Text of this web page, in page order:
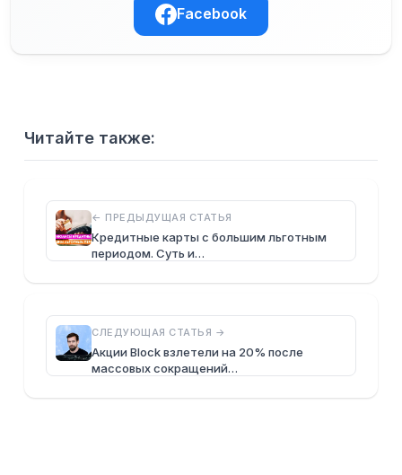
Facebook
Читайте также:
← ПРЕДЫДУЩАЯ СТАТЬЯ
Кредитные карты с большим льготным
периодом. Суть и…
СЛЕДУЮЩАЯ СТАТЬЯ →
Акции Block взлетели на 20% после
массовых сокращений…